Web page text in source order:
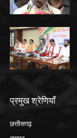
प्रमुख श्रेणियाँ
छत्तीसगढ़